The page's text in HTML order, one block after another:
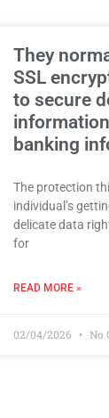
They
SSL
to secure
banking
The protection
individual’s
delicate data
for
READ MORE »
02/04/2026 No